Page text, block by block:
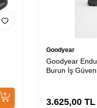
Goodyear
Goodyear
Burun İş
3.625,00 TL